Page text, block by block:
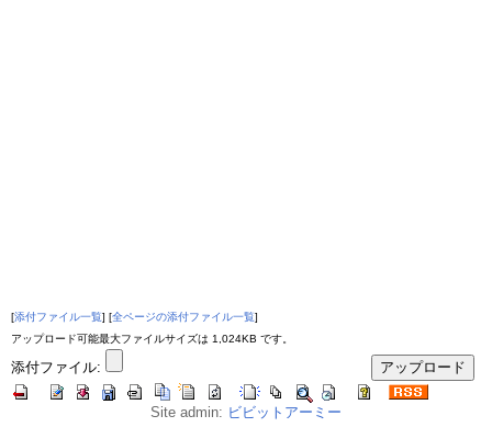
[添付ファイル一覧] [全ページの添付ファイル一覧]
アップロード可能最大ファイルサイズは 1,024KB です。
添付ファイル:
Site admin: ビビットアーミー